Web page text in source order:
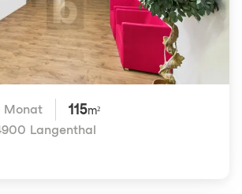
Monat 115m²
Langenthal